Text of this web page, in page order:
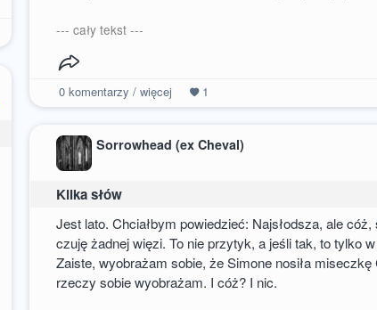
--- cały tekst ---
0komentarzy / więcej 1
Sorrowhead (ex Cheval)
Kilka słów
Jest lato. Chciałbym powiedzieć: Najsłodsza, ale cóż,
czuję żadnej więzi. To nie przytyk, a jeśli tak, to tylko
Zaiste, wyobrażam sobie, że Simone nosiła miseczkę
rzeczy sobie wyobrażam. I cóż? I nic.